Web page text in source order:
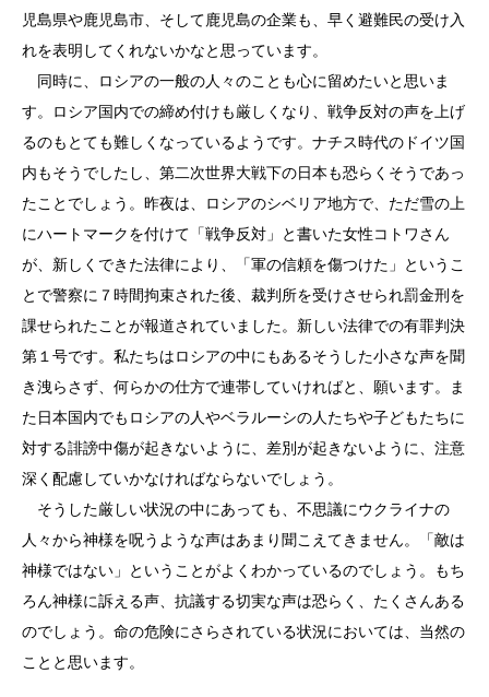
児島県や鹿児島市、そして鹿児島の企業も、早く避難民の受け入
れを表明してくれないかなと思っています。
同時に、ロシアの一般の人々のことも心に留めたいと思いま
す。ロシア国内での締め付けも厳しくなり、戦争反対の声を上げ
るのもとても難しくなっているようです。ナチス時代のドイツ国
内もそうでしたし、第二次世界大戦下の日本も恐らくそうであっ
たことでしょう。昨夜は、ロシアのシベリア地方で、ただ雪の上
にハートマークを付けて「戦争反対」と書いた女性コトワさん
が、新しくできた法律により、「軍の信頼を傷つけた」というこ
とで警察に７時間拘束された後、裁判所を受けさせられ罰金刑を
課せられたことが報道されていました。新しい法律での有罪判決
第１号です。私たちはロシアの中にもあるそうした小さな声を聞
き洩らさず、何らかの仕方で連帯していければと、願います。ま
た日本国内でもロシアの人やベラルーシの人たちや子どもたちに
対する誹謗中傷が起きないように、差別が起きないように、注意
深く配慮していかなければならないでしょう。
そうした厳しい状況の中にあっても、不思議にウクライナの
人々から神様を呪うような声はあまり聞こえてきません。「敵は
神様ではない」ということがよくわかっているのでしょう。もち
ろん神様に訴える声、抗議する切実な声は恐らく、たくさんある
のでしょう。命の危険にさらされている状況においては、当然の
ことと思います。